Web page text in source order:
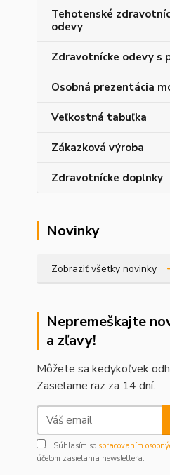
Tehotenské
odevy
Zdravotnícke odevy s
Osobná prezentácia
Veľkostná tabuľka
Zákazková výroba
Zdravotnícke doplnky
Novinky
Zobraziť všetky novinky
Nepremeškajte
a zľavy!
Môžete sa kedykoľvek
Zasielame raz za 14 dní.
Súhlasím so spracovaním
účelom zasielania newslettera.